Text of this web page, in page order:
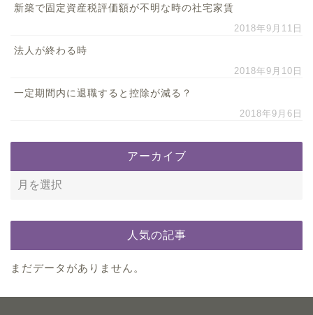
新築で固定資産税評価額が不明な時の社宅家賃
2018年9月11日
法人が終わる時
2018年9月10日
一定期間内に退職すると控除が減る？
2018年9月6日
アーカイブ
人気の記事
まだデータがありません。